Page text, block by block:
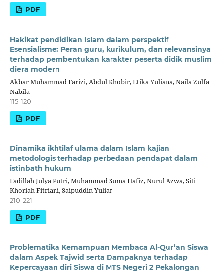
PDF
Hakikat pendidikan Islam dalam perspektif
Esensialisme: Peran guru, kurikulum, dan relevansinya
terhadap pembentukan karakter peserta didik muslim
diera modern
Akbar Muhammad Farizi, Abdul Khobir, Etika Yuliana, Naila Zulfa
Nabila
115-120
PDF
Dinamika ikhtilaf ulama dalam Islam kajian
metodologis terhadap perbedaan pendapat dalam
istinbath hukum
Fadillah Julya Putri, Muhammad Suma Hafiz, Nurul Azwa, Siti
Khoriah Fitriani, Saipuddin Yuliar
210-221
PDF
Problematika Kemampuan Membaca Al-Qur’an Siswa
dalam Aspek Tajwid serta Dampaknya terhadap
Kepercayaan diri Siswa di MTS Negeri 2 Pekalongan